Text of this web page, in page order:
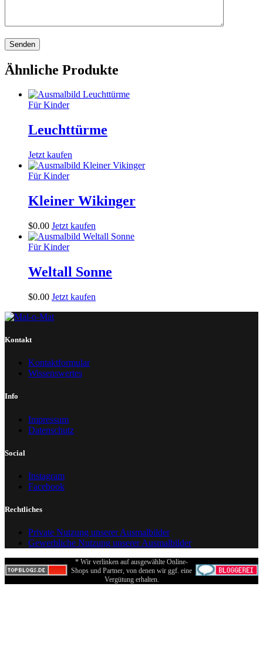
Ähnliche Produkte
Für Kinder
Leuchttürme
Jetzt kaufen
Für Kinder
Kleiner Wikinger
$0.00 Jetzt kaufen
Für Kinder
Weltall Sonne
$0.00 Jetzt kaufen
Kontakt
Kontaktformular
Wissenswertes
Info
Impressum
Datenschutz
Social
Instagram
Facebook
Rechtliches
Private Nutzung unserer Ausmalbilder
Gewerbliche Nutzung unserer Ausmalbilder
* Wir verlinken auf ausgewählte Online-
Shops und Partner, von denen wir ggf. eine
Vergütung erhalten.